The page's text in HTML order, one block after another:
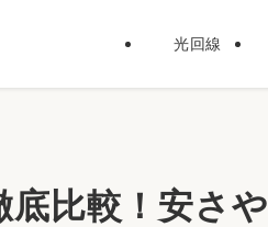
光回線
比較！安さや